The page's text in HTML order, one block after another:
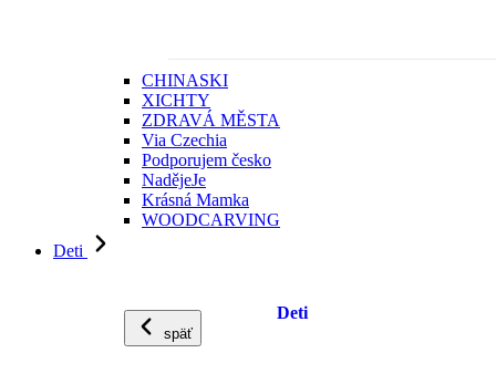
CHINASKI
XICHTY
ZDRAVÁ MĚSTA
Via Czechia
Podporujem česko
NadějeJe
Krásná Mamka
WOODCARVING
Deti
späť
Deti